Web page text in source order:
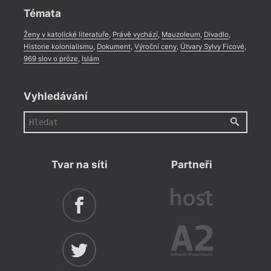
Témata
Ženy v katolické literatuře, Právě vychází, Mauzoleum, Divadlo,
Historie kolonialismu, Dokument, Výroční ceny, Útvary Sylvy Ficové,
969 slov o próze, Islám
Vyhledávání
Tvar na síti Partneři